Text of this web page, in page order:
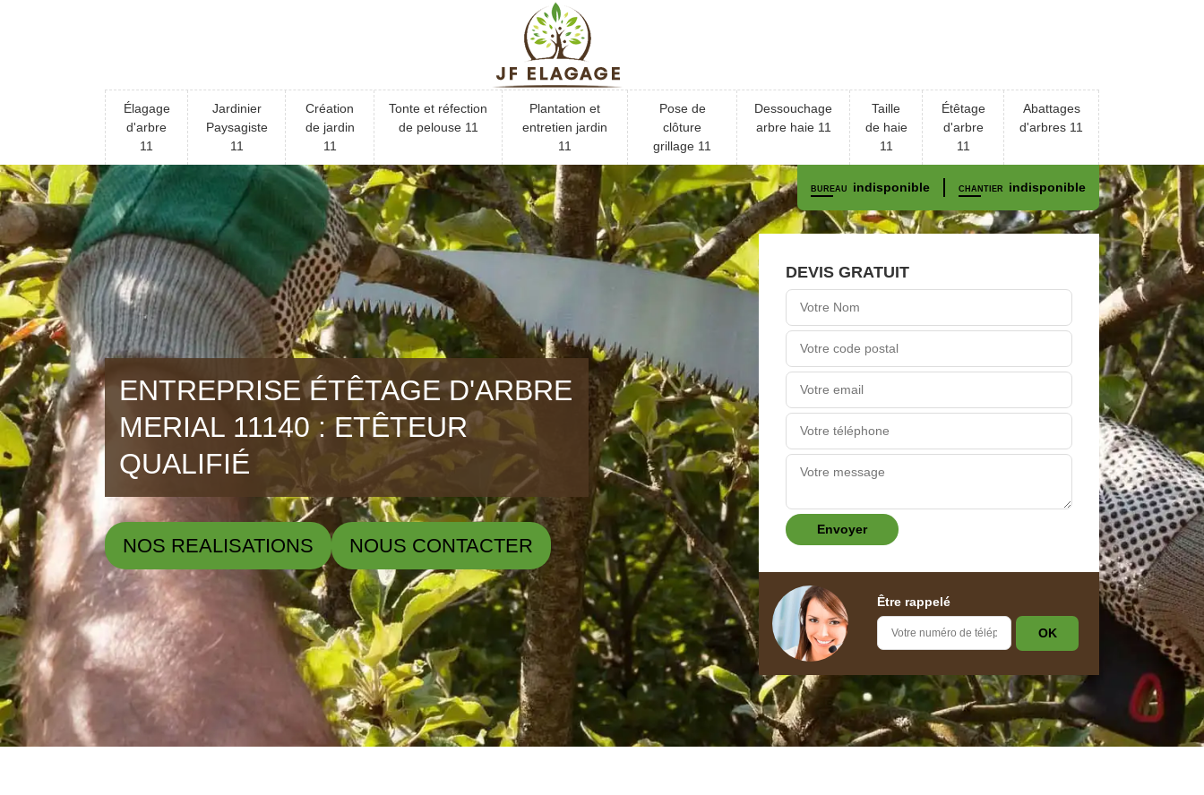
Élagage
d'arbre
11
Jardinier
Paysagiste
11
Création
de jardin
11
Tonte et réfection
de pelouse 11
Plantation et
entretien jardin
11
Pose de
clôture
grillage 11
Dessouchage
arbre haie 11
Taille
de haie
11
Étêtage
d'arbre
11
Abattages
d'arbres 11
BUREAU indisponible CHANTIER indisponible
ENTREPRISE ÉTÊTAGE D'ARBRE
MERIAL 11140 : ETÊTEUR
QUALIFIÉ
NOS REALISATIONS NOUS CONTACTER
DEVIS GRATUIT
Être rappelé